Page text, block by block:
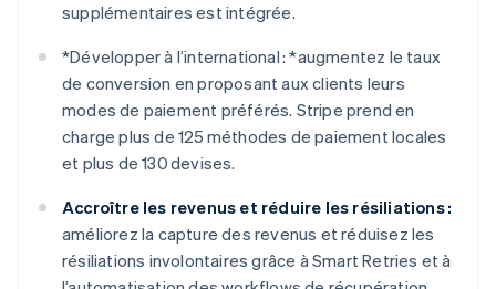
supplémentaires est intégrée.
*Développer à l’international : *augmentez le taux
de conversion en proposant aux clients leurs
modes de paiement préférés. Stripe prend en
charge plus de 125 méthodes de paiement locales
et plus de 130 devises.
Accroître les revenus et réduire les résiliations :
améliorez la capture des revenus et réduisez les
résiliations involontaires grâce à Smart Retries et à